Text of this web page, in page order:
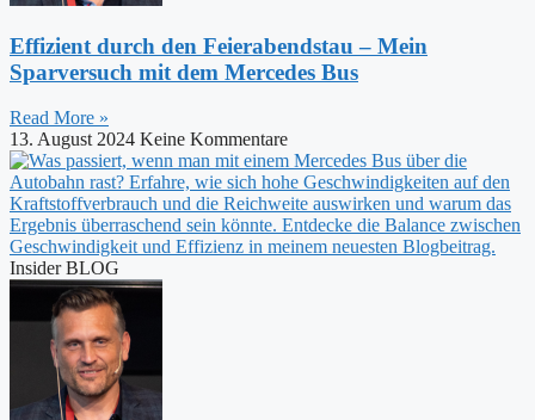
Effizient durch den Feierabendstau – Mein
Sparversuch mit dem Mercedes Bus
Read More »
13. August 2024 Keine Kommentare
Insider BLOG